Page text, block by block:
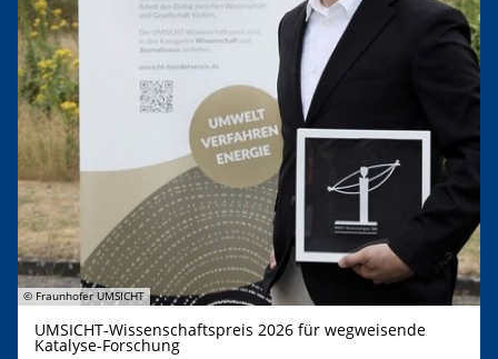
© Fraunhofer UMSICHT
UMSICHT-Wissenschaftspreis 2026 für wegweisende
Katalyse-Forschung